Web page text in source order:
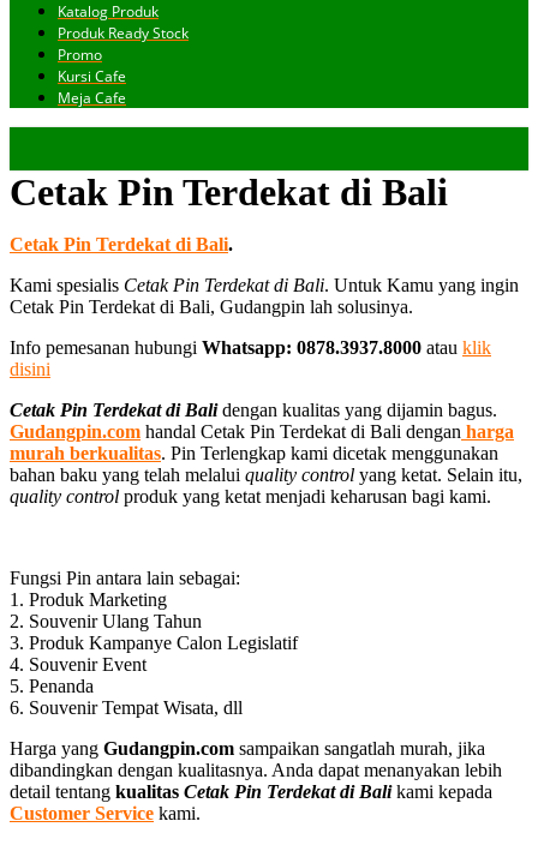
Katalog Produk
Produk Ready Stock
Promo
Kursi Cafe
Meja Cafe
Cetak Pin Terdekat di Bali
Cetak Pin Terdekat di Bali.
Kami spesialis Cetak Pin Terdekat di Bali. Untuk Kamu yang ingin
Cetak Pin Terdekat di Bali, Gudangpin lah solusinya.
Info pemesanan hubungi Whatsapp: 0878.3937.8000 atau klik
disini
Cetak Pin Terdekat di Bali dengan kualitas yang dijamin bagus.
Gudangpin.com handal Cetak Pin Terdekat di Bali dengan harga
murah berkualitas. Pin Terlengkap kami dicetak menggunakan
bahan baku yang telah melalui quality control yang ketat. Selain itu,
quality control produk yang ketat menjadi keharusan bagi kami.
Fungsi Pin antara lain sebagai:
1. Produk Marketing
2. Souvenir Ulang Tahun
3. Produk Kampanye Calon Legislatif
4. Souvenir Event
5. Penanda
6. Souvenir Tempat Wisata, dll
Harga yang Gudangpin.com sampaikan sangatlah murah, jika
dibandingkan dengan kualitasnya. Anda dapat menanyakan lebih
detail tentang kualitas Cetak Pin Terdekat di Balikami kepada
Customer Service kami.